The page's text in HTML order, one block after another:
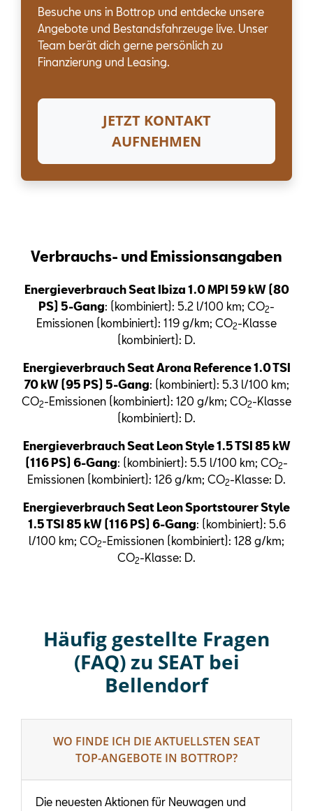
Besuche uns in Bottrop und entdecke unsere
Angebote und Bestandsfahrzeuge live. Unser
Team berät dich gerne persönlich zu
Finanzierung und Leasing.
JETZT KONTAKT
AUFNEHMEN
Verbrauchs- und Emissionsangaben
Energieverbrauch Seat Ibiza 1.0 MPI 59 kW (80
PS) 5-Gang: (kombiniert): 5.2 l/100 km; CO2-
Emissionen (kombiniert): 119 g/km; CO2-Klasse
(kombiniert): D.
Energieverbrauch Seat Arona Reference 1.0 TSI
70 kW (95 PS) 5-Gang: (kombiniert): 5.3 l/100 km;
CO2-Emissionen (kombiniert): 120 g/km; CO2-Klasse
(kombiniert): D.
Energieverbrauch Seat Leon Style 1.5 TSI 85 kW
(116 PS) 6-Gang: (kombiniert): 5.5 l/100 km; CO2-
Emissionen (kombiniert): 126 g/km; CO2-Klasse: D.
Energieverbrauch Seat Leon Sportstourer Style
1.5 TSI 85 kW (116 PS) 6-Gang: (kombiniert): 5.6
l/100 km; CO2-Emissionen (kombiniert): 128 g/km;
CO2-Klasse: D.
Häufig gestellte Fragen
(FAQ) zu SEAT bei
Bellendorf
WO FINDE ICH DIE AKTUELLSTEN SEAT
TOP-ANGEBOTE IN BOTTROP?
Die neuesten Aktionen für Neuwagen und